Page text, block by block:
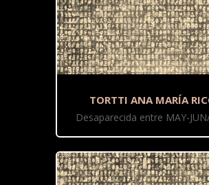
TORTTI ANA MARÍA
Desaparecida entre MAY-